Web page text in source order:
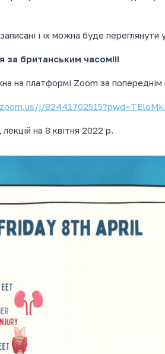
і їх можна буде переглянути
за британським часом!!!
на платформі Zoom за попереднім
j/
на 8 квітня 2022 р.